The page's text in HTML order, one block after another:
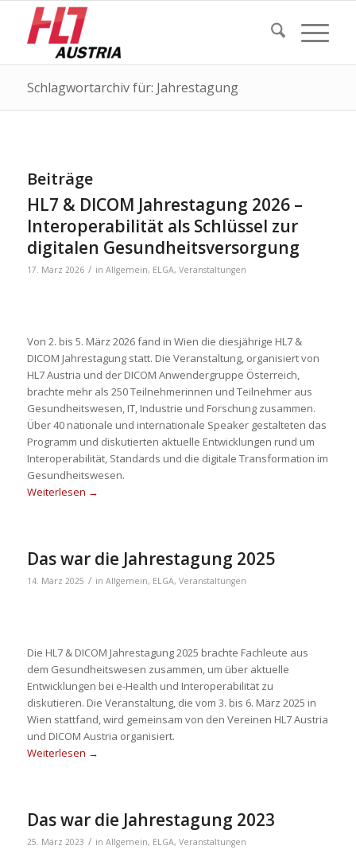
Schlagwortarchiv für: Jahrestagung
Beiträge
HL7 & DICOM Jahrestagung 2026 –
Interoperabilität als Schlüssel zur
digitalen Gesundheitsversorgung
17. März 2026 / in Allgemein, ELGA, Veranstaltungen
Von 2. bis 5. März 2026 fand in Wien die diesjährige HL7 &
DICOM Jahrestagung statt. Die Veranstaltung, organisiert von
HL7 Austria und der DICOM Anwendergruppe Österreich,
brachte mehr als 250 Teilnehmerinnen und Teilnehmer aus
Gesundheitswesen, IT, Industrie und Forschung zusammen.
Über 40 nationale und internationale Speaker gestalteten das
Programm und diskutierten aktuelle Entwicklungen rund um
Interoperabilität, Standards und die digitale Transformation im
Gesundheitswesen.
Weiterlesen →
Das war die Jahrestagung 2025
14. März 2025 / in Allgemein, ELGA, Veranstaltungen
​Die HL7 & DICOM Jahrestagung 2025 brachte Fachleute aus
dem Gesundheitswesen zusammen, um über aktuelle
Entwicklungen bei e-Health und Interoperabilität zu
diskutieren. Die Veranstaltung, die vom 3. bis 6. März 2025 in
Wien stattfand, wird gemeinsam von den Vereinen HL7 Austria
und DICOM Austria organisiert.
Weiterlesen →
Das war die Jahrestagung 2023
25. März 2023 / in Allgemein, ELGA, Veranstaltungen